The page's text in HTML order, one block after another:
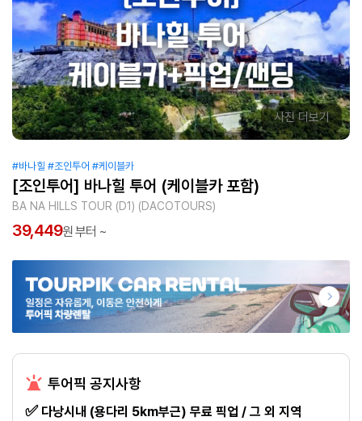
사진 더보기
#바나힐 #조인투어 #케이블카
[조인투어] 바나힐 투어 (케이블카 포함)
BA NA HILLS TOUR (D1) (DACOTOURS)
39,449원 부터 ~
투어픽 공지사항
✅​ 다낭시내 (용다리 5km부근) 무료 픽업 / 그 외 지역